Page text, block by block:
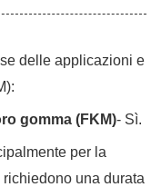
delle applicazioni e
gomma (FKM)- Sì.
per la
una durata